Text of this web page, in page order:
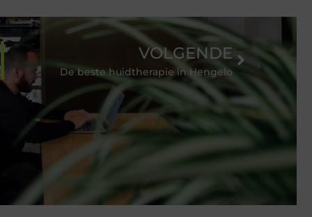
VOLGENDE
De beste huidtherapie in Hengelo